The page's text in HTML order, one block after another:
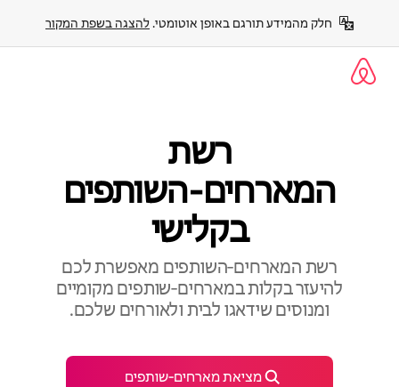
חלק מהמידע תורגם באופן אוטומטי. להצגה בשפת המקור
רשת
המארחים‑השותפים
בקלישי
רשת המארחים‑השותפים מאפשרת לכם
להיעזר בקלות במארחים‑שותפים מקומיים
ומנוסים שידאגו לבית ולאורחים שלכם.
מציאת מארחים‑שותפים